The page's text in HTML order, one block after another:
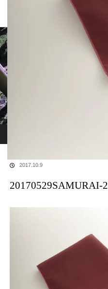
現代のサムラ
2017.10.9
20170529SAMURAI-